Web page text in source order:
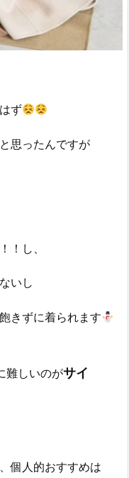
ず
思ったんですが
！し、
いし
きずに着られます
難しいのがサイ
個人的おすすめは